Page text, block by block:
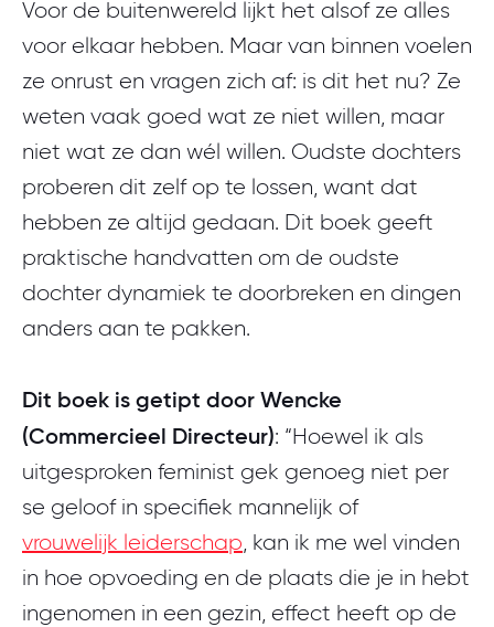
Voor de buitenwereld lijkt het alsof ze alles
voor elkaar hebben. Maar van binnen voelen
ze onrust en vragen zich af: is dit het nu? Ze
weten vaak goed wat ze niet willen, maar
niet wat ze dan wél willen. Oudste dochters
proberen dit zelf op te lossen, want dat
hebben ze altijd gedaan. Dit boek geeft
praktische handvatten om de oudste
dochter dynamiek te doorbreken en dingen
anders aan te pakken.
Dit boek is getipt door Wencke
(Commercieel Directeur): “Hoewel ik als
uitgesproken feminist gek genoeg niet per
se geloof in specifiek mannelijk of
vrouwelijk leiderschap, kan ik me wel vinden
in hoe opvoeding en de plaats die je in hebt
ingenomen in een gezin, effect heeft op de